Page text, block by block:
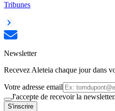
Tribunes
Newsletter
Recevez Aleteia chaque jour dans
Votre adresse email
J'accepte de recevoir la
S'inscrire